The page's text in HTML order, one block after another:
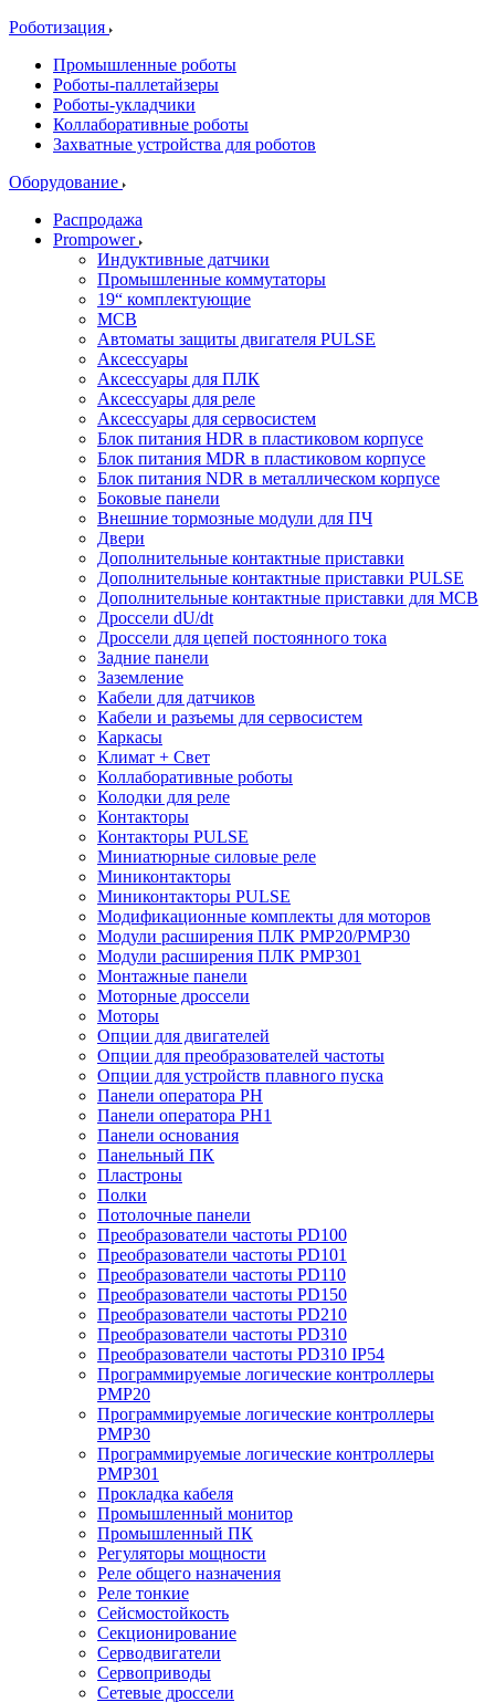
Роботизация
Промышленные роботы
Роботы-паллетайзеры
Роботы-укладчики
Коллаборативные роботы
Захватные устройства для роботов
Оборудование
Распродажа
Prompower
Индуктивные датчики
Промышленные коммутаторы
19“ комплектующие
MCB
Автоматы защиты двигателя PULSE
Аксессуары
Аксессуары для ПЛК
Аксессуары для реле
Аксессуары для сервосистем
Блок питания HDR в пластиковом корпусе
Блок питания MDR в пластиковом корпусе
Блок питания NDR в металлическом корпусе
Боковые панели
Внешние тормозные модули для ПЧ
Двери
Дополнительные контактные приставки
Дополнительные контактные приставки PULSE
Дополнительные контактные приставки для MCB
Дроссели dU/dt
Дроссели для цепей постоянного тока
Задние панели
Заземление
Кабели для датчиков
Кабели и разъемы для сервосистем
Каркасы
Климат + Свет
Коллаборативные роботы
Колодки для реле
Контакторы
Контакторы PULSE
Миниатюрные силовые реле
Миниконтакторы
Миниконтакторы PULSE
Модификационные комплекты для моторов
Модули расширения ПЛК PMP20/PMP30
Модули расширения ПЛК PMP301
Монтажные панели
Моторные дроссели
Моторы
Опции для двигателей
Опции для преобразователей частоты
Опции для устройств плавного пуска
Панели оператора PH
Панели оператора PH1
Панели основания
Панельный ПК
Пластроны
Полки
Потолочные панели
Преобразователи частоты PD100
Преобразователи частоты PD101
Преобразователи частоты PD110
Преобразователи частоты PD150
Преобразователи частоты PD210
Преобразователи частоты PD310
Преобразователи частоты PD310 IP54
Программируемые логические контроллеры
PMP20
Программируемые логические контроллеры
PMP30
Программируемые логические контроллеры
PMP301
Прокладка кабеля
Промышленный монитор
Промышленный ПК
Регуляторы мощности
Реле общего назначения
Реле тонкие
Сейсмостойкость
Секционирование
Серводвигатели
Сервоприводы
Сетевые дроссели